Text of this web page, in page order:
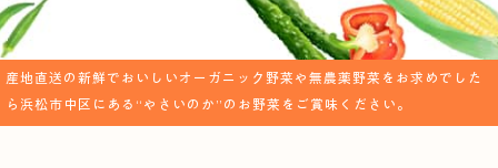
産地直送の新鮮でおいしいオーガニック野菜や無農薬野菜をお求めでした
ら浜松市中区にある“やさいのか”のお野菜をご賞味ください。